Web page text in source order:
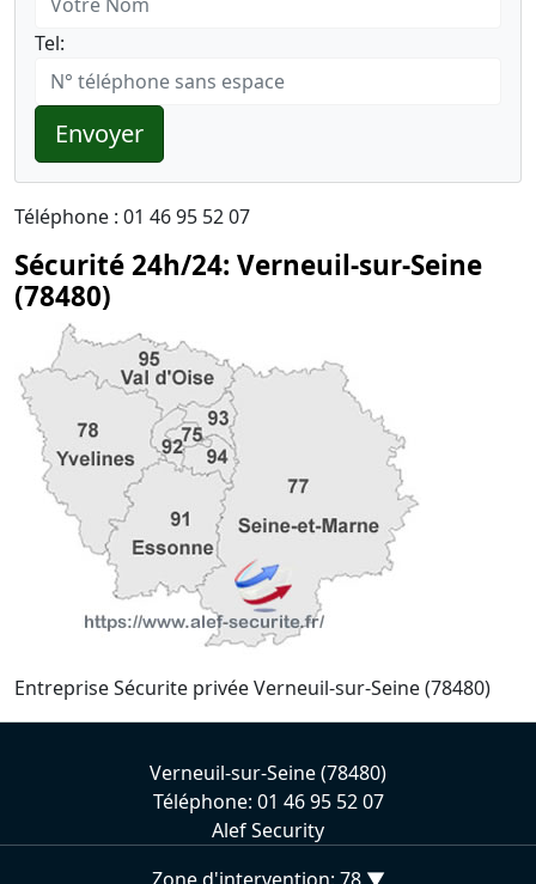
Tel:
Envoyer
Téléphone : 01 46 95 52 07
Sécurité 24h/24: Verneuil-sur-Seine
(78480)
Entreprise Sécurite privée Verneuil-sur-Seine (78480)
Verneuil-sur-Seine (78480)
Téléphone: 01 46 95 52 07
Alef Security